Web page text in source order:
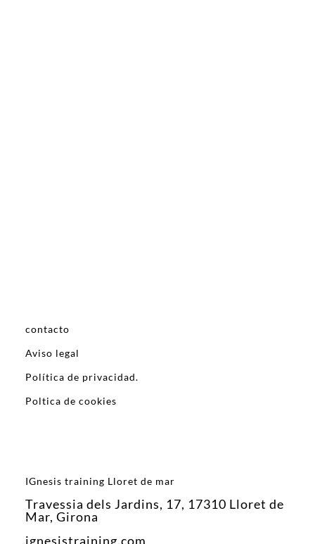
contacto
Aviso legal
Política de privacidad.
Poltica de cookies
IGnesis training Lloret de mar
Travessia dels Jardins, 17, 17310 Lloret de
Mar, Girona
ignesistraining.com